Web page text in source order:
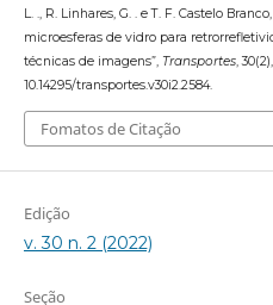
L. ., R. Linhares, G. . e T. F. Castelo
microesferas de vidro para
técnicas de imagens”, Transportes,
10.14295/transportes.v30i2.2584.
Fomatos de Citação
Edição
v. 30 n. 2 (2022)
Seção